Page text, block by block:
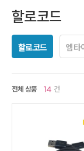
할로코드
할로코드 엠타
전체 상품 14 건